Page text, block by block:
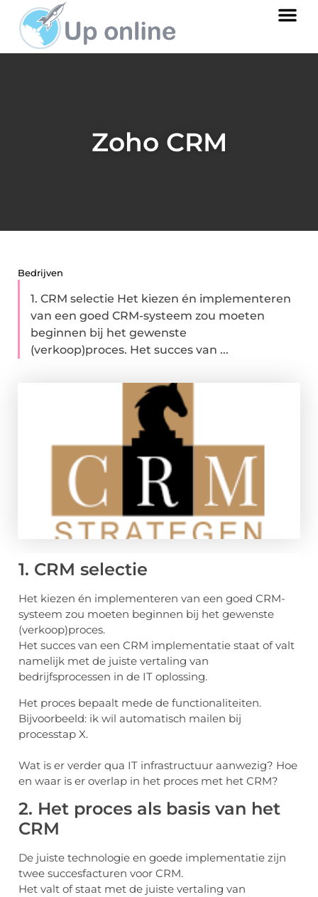
Zoho CRM
Bedrijven
1. CRM selectie Het kiezen én implementeren
van een goed CRM-systeem zou moeten
beginnen bij het gewenste
(verkoop)proces. Het succes van ...
1. CRM selectie
Het kiezen én implementeren van een goed CRM-
systeem zou moeten beginnen bij het gewenste
(verkoop)proces.
Het succes van een CRM implementatie staat of valt
namelijk met de juiste vertaling van
bedrijfsprocessen in de IT oplossing.
Het proces bepaalt mede de functionaliteiten.
Bijvoorbeeld: ik wil automatisch mailen bij
processtap X.
Wat is er verder qua IT infrastructuur aanwezig? Hoe
en waar is er overlap in het proces met het CRM?
2. Het proces als basis van het
CRM
De juiste technologie en goede implementatie zijn
twee succesfacturen voor CRM.
Het valt of staat met de juiste vertaling van